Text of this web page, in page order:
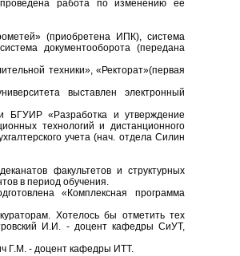
работа по изменению ее
(приобретена ИПК), система
документооборота (передана
техники», «Ректорат»(первая
выставлен электронный
БГУИР «Разработка и утверждение
технологий и дистанционного
учета (нач. отдела Силин
факультетов и структурных
в период обучения.
«Комплексная программа
Хотелось бы отметить тех
И.И. - доцент кафедры СиУТ,
Г.М. - доцент кафедры ИТТ.